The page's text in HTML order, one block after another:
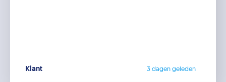
Klant 3 dagen geleden